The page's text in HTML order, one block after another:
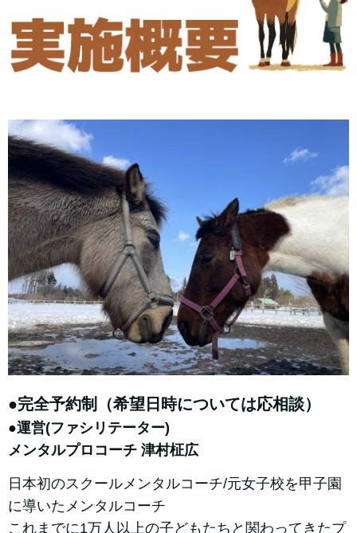
●完全予約制（希望日時については応相談）
●運営(ファシリテーター)
メンタルプロコーチ 津村柾広
日本初のスクールメンタルコーチ/元女子校を甲子園
に導いたメンタルコーチ
これまでに1万人以上の子どもたちと関わってきたプ